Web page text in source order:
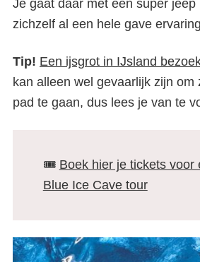
Je gaat daar met een super
zichzelf al een hele gave
Tip! Een ijsgrot in IJsland
kan alleen wel gevaarlijk zijn om
pad te gaan, dus lees je van te
🎟️ Boek hier je tickets voor
Blue Ice Cave tour